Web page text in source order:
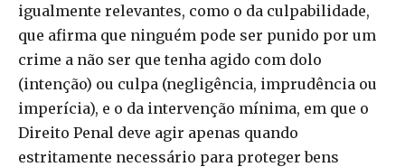
igualmente relevantes, como o da culpabilidade,
que afirma que ninguém pode ser punido por um
crime a não ser que tenha agido com dolo
(intenção) ou culpa (negligência, imprudência ou
imperícia), e o da intervenção mínima, em que o
Direito Penal deve agir apenas quando
estritamente necessário para proteger bens